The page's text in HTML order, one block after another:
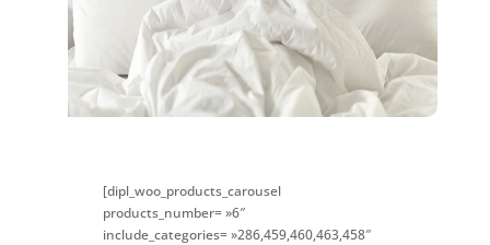
[dipl_woo_products_carousel
products_number= »6″
include_categories= »286,459,460,463,458″